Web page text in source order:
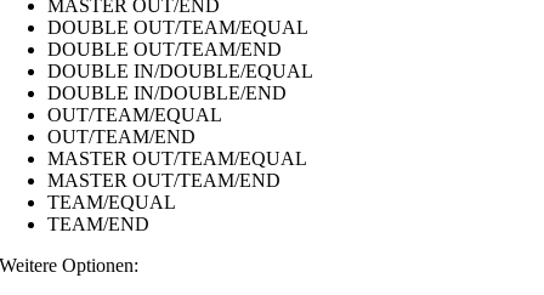
MASTER OUT/END
DOUBLE OUT/TEAM/EQUAL
DOUBLE OUT/TEAM/END
DOUBLE IN/DOUBLE/EQUAL
DOUBLE IN/DOUBLE/END
OUT/TEAM/EQUAL
OUT/TEAM/END
MASTER OUT/TEAM/EQUAL
MASTER OUT/TEAM/END
TEAM/EQUAL
TEAM/END
Weitere Optionen: